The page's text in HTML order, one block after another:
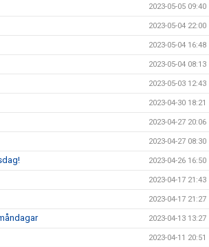
2023-05-05 09:40
2023-05-04 22:00
2023-05-04 16:48
2023-05-04 08:13
2023-05-03 12:43
2023-04-30 18:21
2023-04-27 20:06
2023-04-27 08:30
2023-04-26 16:50
2023-04-17 21:43
2023-04-17 21:27
2023-04-13 13:27
2023-04-11 20:51